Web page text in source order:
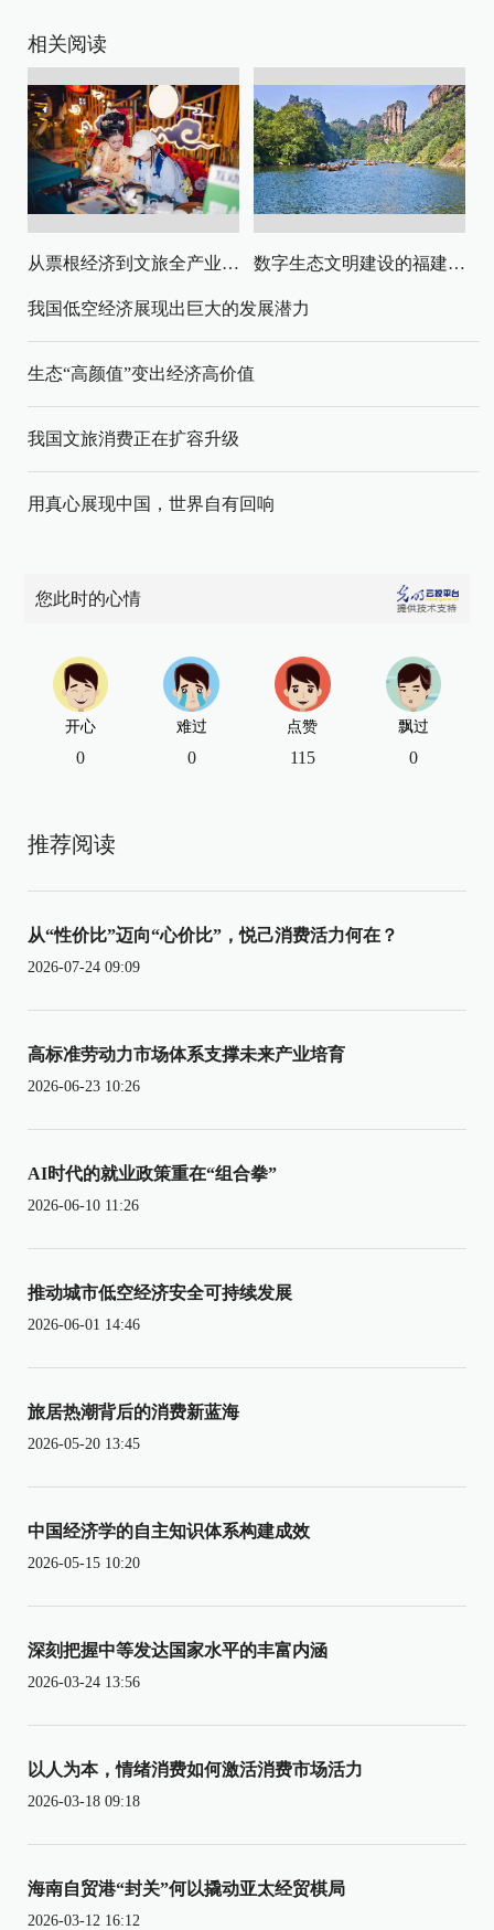
相关阅读
从票根经济到文旅全产业链升级 数字生态文明建设的福建路径与启示
我国低空经济展现出巨大的发展潜力
生态“高颜值”变出经济高价值
我国文旅消费正在扩容升级
用真心展现中国，世界自有回响
您此时的心情
开心
0
难过
0
点赞
115
飘过
0
推荐阅读
从“性价比”迈向“心价比”，悦己消费活力何在？
2026-07-24 09:09
高标准劳动力市场体系支撑未来产业培育
2026-06-23 10:26
AI时代的就业政策重在“组合拳”
2026-06-10 11:26
推动城市低空经济安全可持续发展
2026-06-01 14:46
旅居热潮背后的消费新蓝海
2026-05-20 13:45
中国经济学的自主知识体系构建成效
2026-05-15 10:20
深刻把握中等发达国家水平的丰富内涵
2026-03-24 13:56
以人为本，情绪消费如何激活消费市场活力
2026-03-18 09:18
海南自贸港“封关”何以撬动亚太经贸棋局
2026-03-12 16:12